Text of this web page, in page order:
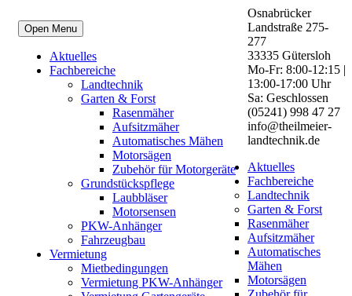
Open Menu
Aktuelles
Fachbereiche
Landtechnik
Garten & Forst
Rasenmäher
Aufsitzmäher
Automatisches Mähen
Motorsägen
Zubehör für Motorgeräte
Grundstückspflege
Laubbläser
Motorsensen
PKW-Anhänger
Fahrzeugbau
Vermietung
Mietbedingungen
Vermietung PKW-Anhänger
Osnabrücker
Landstraße 275-
277
33335 Gütersloh
Mo-Fr: 8:00-12:15 |
13:00-17:00 Uhr
Sa: Geschlossen
(05241) 998 47 27
info@theilmeier-
landtechnik.de
Aktuelles
Fachbereiche
Landtechnik
Garten & Forst
Rasenmäher
Aufsitzmäher
Automatisches
Mähen
Motorsägen